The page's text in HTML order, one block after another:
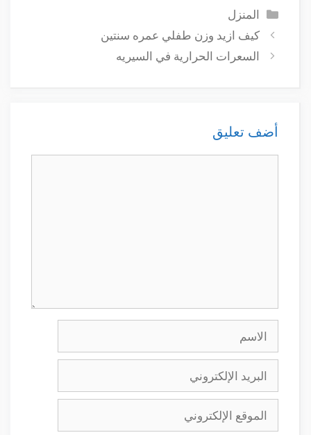
التصنيفات
المنزل
كيف ازيد وزن طفلي عمره سنتين
السعرات الحرارية في السيريه
أضف تعليق
الإلكتروني
الإلكتروني